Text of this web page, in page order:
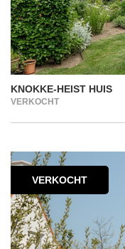
KNOKKE-HEIST HUIS
VERKOCHT
VERKOCHT